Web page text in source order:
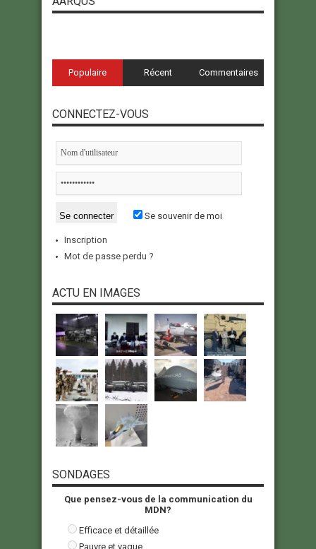
Populaire Récent Commentaires
CONNECTEZ-VOUS
Se souvenir de moi
Inscription
Mot de passe perdu ?
ACTU EN IMAGES
SONDAGES
Que pensez-vous de la communication du
MDN?
Efficace et détaillée
Pauvre et vague